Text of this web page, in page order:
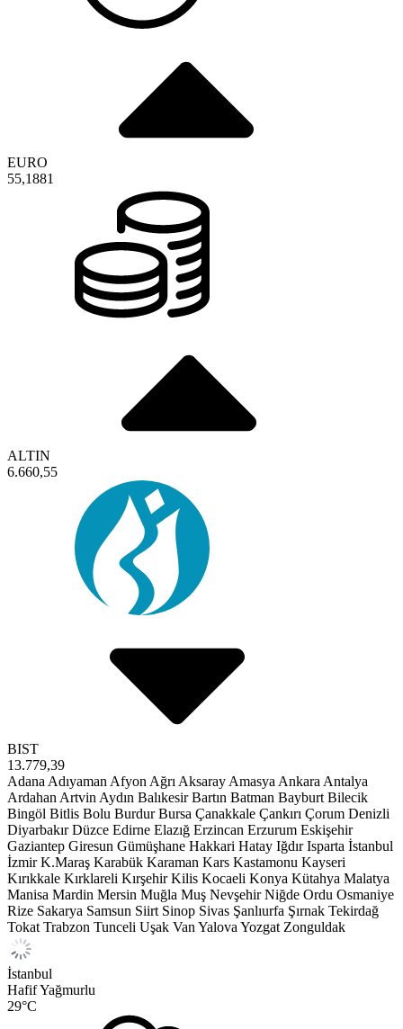
EURO
55,1881
ALTIN
6.660,55
BIST
13.779,39
Adana Adıyaman Afyon Ağrı Aksaray Amasya Ankara Antalya
Ardahan Artvin Aydın Balıkesir Bartın Batman Bayburt Bilecik
Bingöl Bitlis Bolu Burdur Bursa Çanakkale Çankırı Çorum Denizli
Diyarbakır Düzce Edirne Elazığ Erzincan Erzurum Eskişehir
Gaziantep Giresun Gümüşhane Hakkari Hatay Iğdır Isparta İstanbul
İzmir K.Maraş Karabük Karaman Kars Kastamonu Kayseri
Kırıkkale Kırklareli Kırşehir Kilis Kocaeli Konya Kütahya Malatya
Manisa Mardin Mersin Muğla Muş Nevşehir Niğde Ordu Osmaniye
Rize Sakarya Samsun Siirt Sinop Sivas Şanlıurfa Şırnak Tekirdağ
Tokat Trabzon Tunceli Uşak Van Yalova Yozgat Zonguldak
İstanbul
Hafif Yağmurlu
29°C